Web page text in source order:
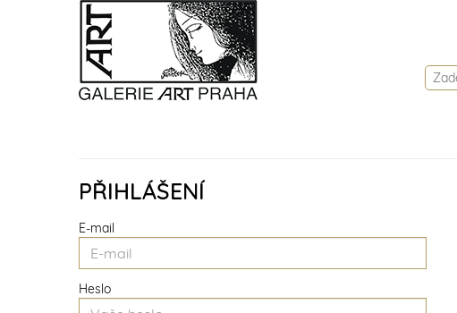
PŘIHLÁŠENÍ
E-mail
Heslo